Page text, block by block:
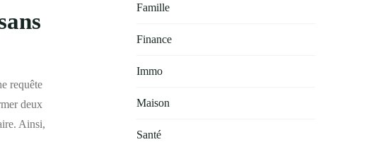
requête
deux
Ainsi,
Famille
Finance
Immo
Maison
Santé